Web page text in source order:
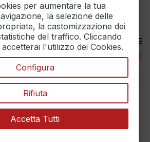
100% PAYMENT SECURE
Assicuriamo il pagamento
MAXET SRL
››Dati aziendali
per aumentare la tua
la selezione delle
la castomizzazione dei
del traffico. Cliccando
l'utilizzo dei Cookies.
Configura
Rifiuta
Accetta Tutti